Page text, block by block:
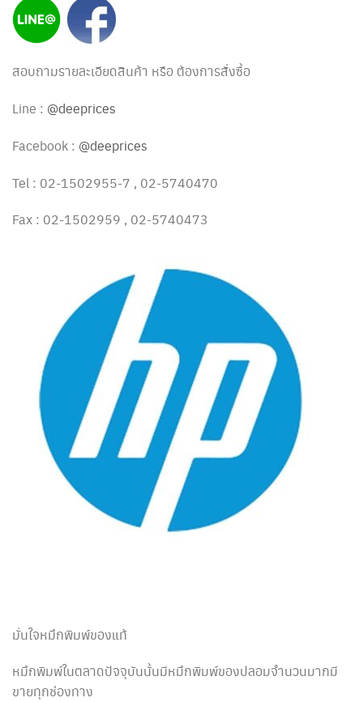
สอบถามรายละเอียดสินค้า หรือ ต้องการสั่งซื้อ
Line : @deeprices
Facebook : @deeprices
Tel : 02-1502955-7 , 02-5740470
Fax : 02-1502959 , 02-5740473
มั่นใจหมึกพิมพ์ของแท้
หมึกพิมพ์ในตลาดปัจจุบันนั้นมีหมึกพิมพ์ของปลอมจำนวนมากมี
ขายทุกช่องทาง